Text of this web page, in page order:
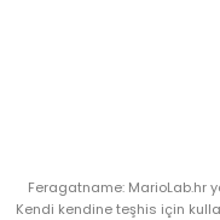
Feragatname: MarioLab.hr
Kendi kendine teşhis için